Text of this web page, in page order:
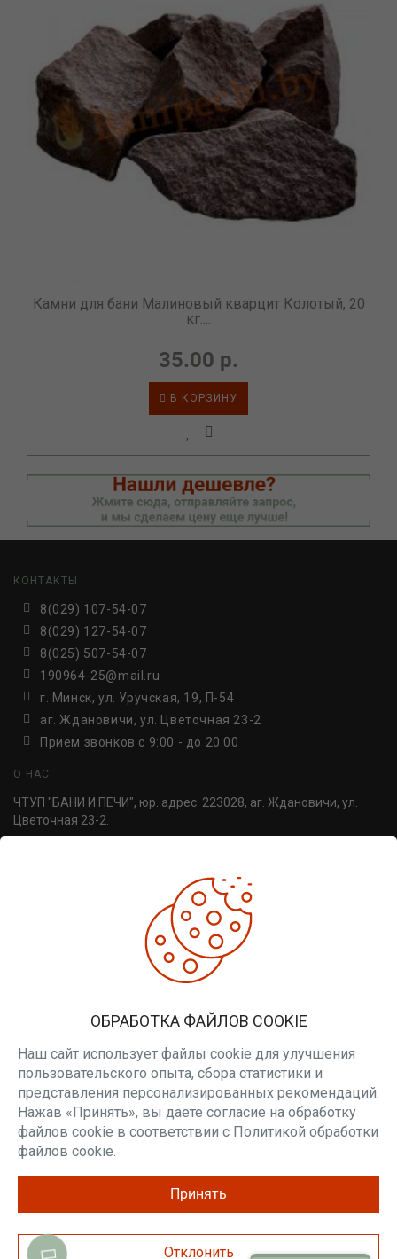
Камни для бани Малиновый кварцит Колотый, 20
кг....
35.00 р.
В КОРЗИНУ
КОНТАКТЫ
8(029) 107-54-07
8(029) 127-54-07
8(025) 507-54-07
190964-25@mail.ru
г. Минск, ул. Уручская, 19, П-54
аг. Ждановичи, ул. Цветочная 23-2
Прием звонков c 9:00 - до 20:00
О НАС
ЧТУП "БАНИ И ПЕЧИ", юр. адрес: 223028, аг. Ждановичи, ул.
Цветочная 23-2.
Личный кабинет
Вакансии
Будьте в курсе наших акций и новостей
ПОДПИСАТЬСЯ
Разработка и продвижение cweb, 2026
ОБРАБОТКА ФАЙЛОВ COOKIE
Наш сайт использует файлы cookie для улучшения
пользовательского опыта, сбора статистики и
представления персонализированных рекомендаций.
Нажав «Принять», вы даете согласие на обработку
файлов cookie в соответствии с Политикой обработки
файлов cookie.
Отклонить
Принять